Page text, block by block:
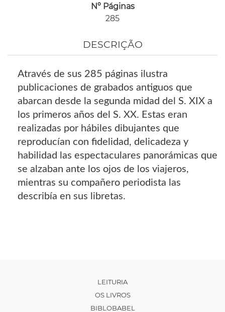
Nº Páginas
285
DESCRIÇÃO
Através de sus 285 páginas ilustra
publicaciones de grabados antiguos que
abarcan desde la segunda midad del S. XIX a
los primeros años del S. XX. Estas eran
realizadas por hábiles dibujantes que
reproducían con fidelidad, delicadeza y
habilidad las espectaculares panorámicas que
se alzaban ante los ojos de los viajeros,
mientras su compañero periodista las
describía en sus libretas.
LEITURIA
OS LIVROS
BIBLOBABEL